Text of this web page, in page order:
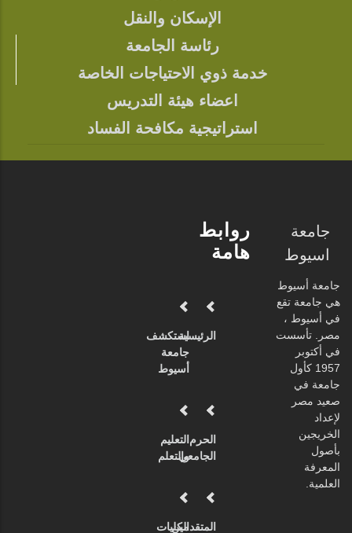
الإسكان والنقل
رئاسة الجامعة
خدمة ذوي الاحتياجات الخاصة
اعضاء هيئة التدريس
استراتيجية مكافحة الفساد
جامعة
اسيوط
جامعة أسيوط
هي جامعة تقع
في أسيوط ،
مصر. تأسست
في أكتوبر
1957 كأول
جامعة في
صعيد مصر
لإعداد
الخريجين
بأصول
المعرفة
العلمية.
روابط
هامة
الرئيسيةاستكشف
جامعة
أسيوط
الحرم
الجامعي
التعليم
والتعلم
المتقدمينالكليات